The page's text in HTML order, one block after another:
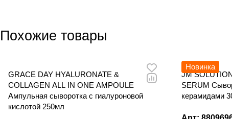
Похожие товары
GRACE DAY HYALURONATE &
COLLAGEN ALL IN ONE AMPOULE
Ампульная сыворотка с гиалуроновой
кислотой 250мл
Новинка
JM
SERUM
керамидами